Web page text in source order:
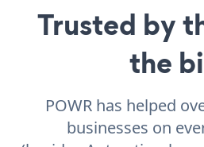
Trusted by
the
POWR has helped
businesses on